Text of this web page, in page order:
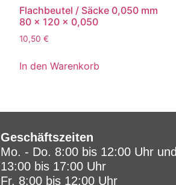
Flachbeutel / Säcke 0,050 mm
80 x 120 x 0,050
10,50€
In den Warenkorb
Geschäftszeiten
Mo. - Do. 8:00 bis 12:00 Uhr und
13:00 bis 17:00 Uhr
Fr. 8:00 bis 12:00 Uhr